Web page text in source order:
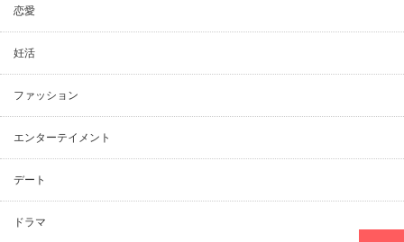
恋愛
妊活
ファッション
エンターテイメント
デート
ドラマ